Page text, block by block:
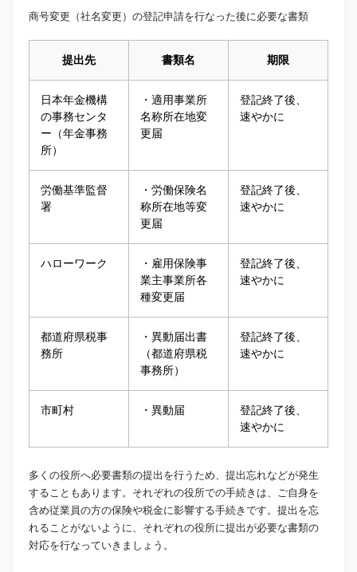
商号変更（社名変更）の登記申請を行なった後に必要な書類
提出先 書類名 期限
日本年金機構
の事務センタ
ー（年金事務
所）
・適用事業所
名称所在地変
更届
登記終了後、
速やかに
労働基準監督
署
・労働保険名
称所在地等変
更届
登記終了後、
速やかに
ハローワーク
・雇用保険事
業主事業所各
種変更届
登記終了後、
速やかに
都道府県税事
務所
・異動届出書
（都道府県税
事務所）
登記終了後、
速やかに
市町村 ・異動届
登記終了後、
速やかに
多くの役所へ必要書類の提出を行うため、提出忘れなどが発生
することもあります。それぞれの役所での手続きは、ご自身を
含め従業員の方の保険や税金に影響する手続きです。提出を忘
れることがないように、それぞれの役所に提出が必要な書類の
対応を行なっていきましょう。